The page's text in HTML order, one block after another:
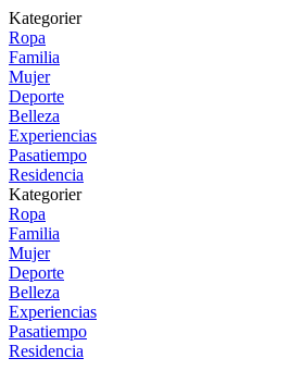
Kategorier
Ropa
Familia
Mujer
Deporte
Belleza
Experiencias
Pasatiempo
Residencia
Kategorier
Ropa
Familia
Mujer
Deporte
Belleza
Experiencias
Pasatiempo
Residencia